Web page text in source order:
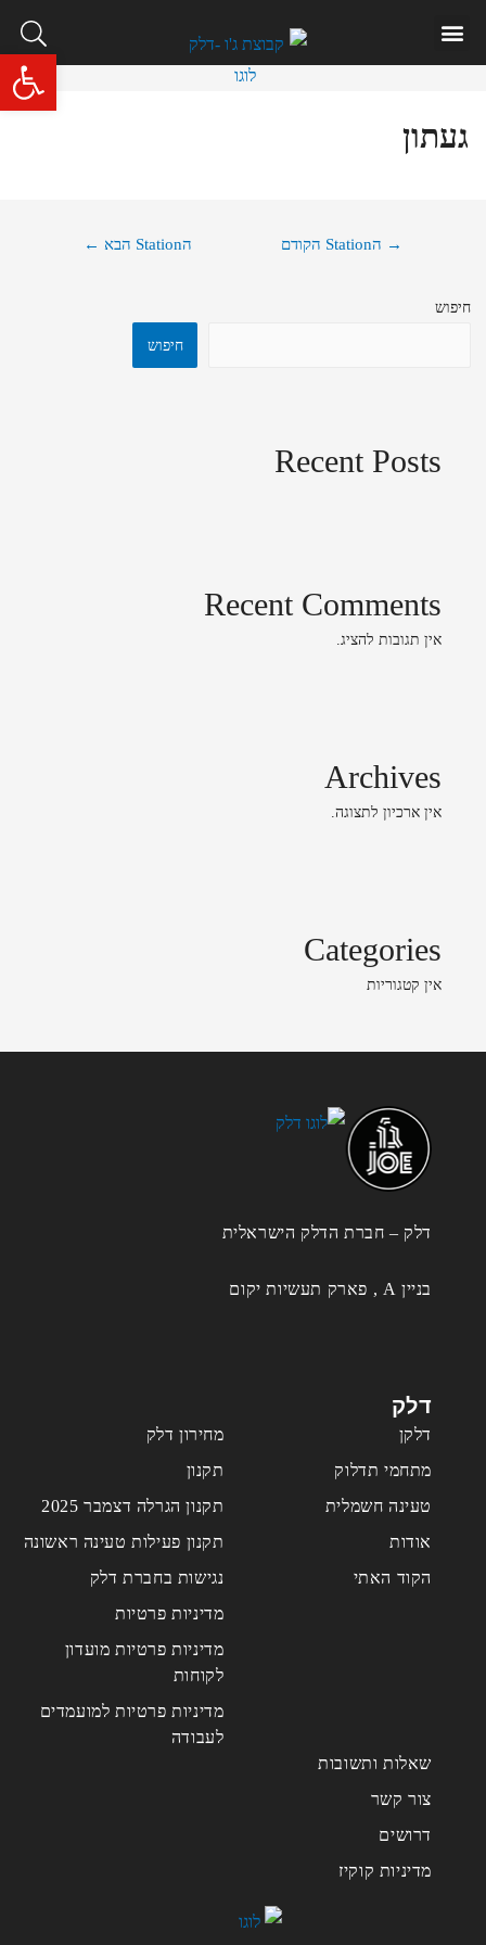
געתון
→ הStation הקודם הStation הבא ←
חיפוש
חיפוש
Recent Posts
Recent Comments
אין תגובות להציג.
Archives
אין ארכיון לתצוגה.
Categories
אין קטגוריות
דלק – חברת הדלק הישראלית
בניין A , פארק תעשיות יקום
דלק
דלקן
מתחמי תדלוק
טעינה חשמלית
אודות
הקוד האתי
מחירון דלק
תקנון
תקנון הגרלה דצמבר 2025
תקנון פעילות טעינה ראשונה
נגישות בחברת דלק
מדיניות פרטיות
מדיניות פרטיות מועדון
לקוחות
מדיניות פרטיות למועמדים
לעבודה
שאלות ותשובות
צור קשר
דרושים
מדיניות קוקיז
פתח